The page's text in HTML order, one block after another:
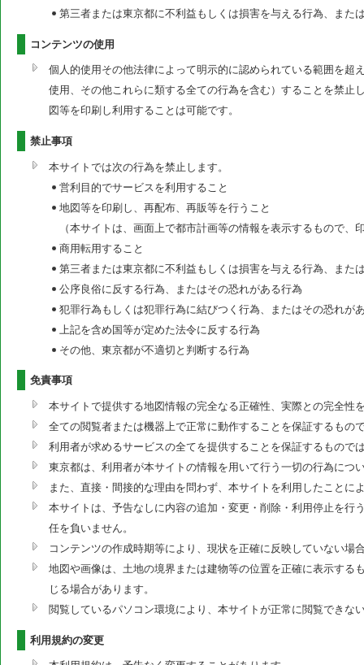
第三者または東京都に不利益もしくは損害を与える行為、また
コンテンツの使用
個人的使用その他法律によって明示的に認められている範囲を
使用、その他これらに類する全ての行為を含む）することを禁
図等を印刷し利用することは可能です。
禁止事項
本サイトでは次の行為を禁止します。
営利目的でサービスを利用すること
地図等を印刷し、再配布、再販等を行うこと
（本サイトは、画面上で都市計画等の情報を表示するもので、
商用転用すること
第三者または東京都に不利益もしくは損害を与える行為、また
公序良俗に反する行為、またはその恐れがある行為
犯罪行為もしくは犯罪行為に結びつく行為、またはその恐れが
上記を含め国等が定めた法令に反する行為
その他、東京都が不適切と判断する行為
免責事項
本サイトで提供する地図情報の完全なる正確性、実際との完全性
全ての閲覧者または機器上で正常に動作することを保証するもの
利用者が求めるサービスの全てを提供することを保証するもので
東京都は、利用者が本サイトの情報を用いて行う一切の行為につ
また、直接・間接的な理由を問わず、本サイトを利用したこと
本サイトは、予告なしに内容の追加・変更・削除・利用停止を
任を負いません。
コンテンツの作成時期等により、現状を正確に反映していない場
地図や画像は、土地の境界または建物等の位置を正確に表示す
じる場合があります。
閲覧しているパソコン環境により、本サイトが正常に閲覧できな
利用規約の変更